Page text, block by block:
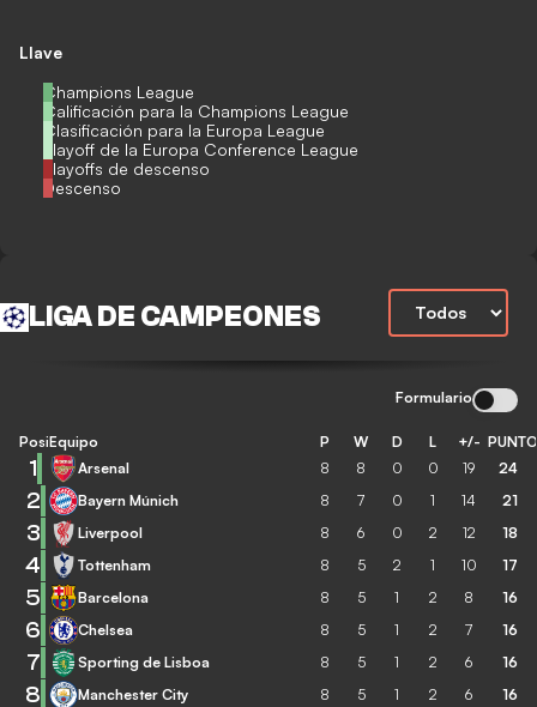
Llave
Champions League
Calificación para la Champions League
Clasificación para la Europa League
Playoff de la Europa Conference League
Playoffs de descenso
Descenso
LIGA DE CAMPEONES
Formulario
Posición
Equipo P W D L +/-
1 Arsenal 8 8 0 0 19 24
2 Bayern Múnich 8 7 0 1 14 21
3 Liverpool 8 6 0 2 12 18
4 Tottenham 8 5 2 1 10 17
5 Barcelona 8 5 1 2 8 16
6 Chelsea 8 5 1 2 7 16
7 Sporting de Lisboa 8 5 1 2 6 16
8 Manchester City 8 5 1 2 6 16